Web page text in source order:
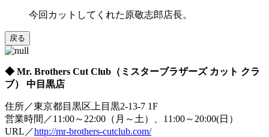
今回カットしてくれた原敬志郎店長。
戻る
◆ Mr. Brothers Cut Club（ミスターブラザーズ カット クラ
ブ） 中目黒店
住所／東京都目黒区上目黒2-13-7 1F
営業時間／11:00～22:00（月～土）、11:00～20:00(日）
URL／http://mr-brothers-cutclub.com/